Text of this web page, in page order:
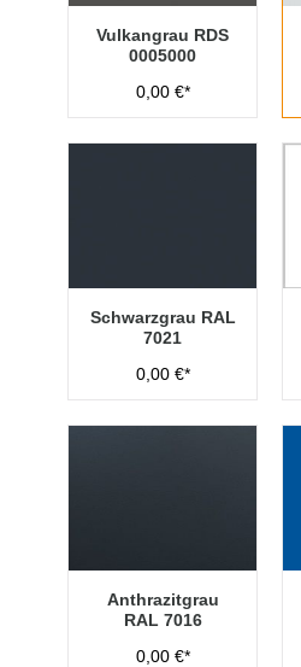
Vulkangrau RDS
0005000
0,00 €*
Schwarzgrau RAL
7021
0,00 €*
Anthrazitgrau
RAL 7016
0,00 €*